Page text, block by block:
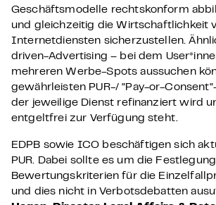
Geschäftsmodelle rechtskonform
und gleichzeitig die Wirtschaftlichkeit
Internetdiensten sicherzustellen.
driven-Advertising – bei dem
mehreren Werbe-Spots aussuchen
gewährleisten PUR-/ “Pay-or-
der jeweilige Dienst refinanziert wird
entgeltfrei zur Verfügung steht.
EDPB sowie ICO beschäftigen sich
PUR. Dabei sollte es um die
Bewertungskriterien für die
und dies nicht in Verbotsdebatten